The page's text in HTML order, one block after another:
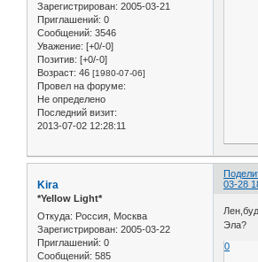
Зарегистрирован: 2005-03-21
Приглашений: 0
Сообщений: 3546
Уважение: [+0/-0]
Позитив: [+0/-0]
Возраст: 46 [1980-07-06]
Провел на форуме:
Не определено
Последний визит:
2013-07-02 12:28:11
03-28
Kira
*Yellow Light*
Откуда: Россия, Москва
Зарегистрирован: 2005-03-22
Приглашений: 0
Сообщений: 585
Эла?
0